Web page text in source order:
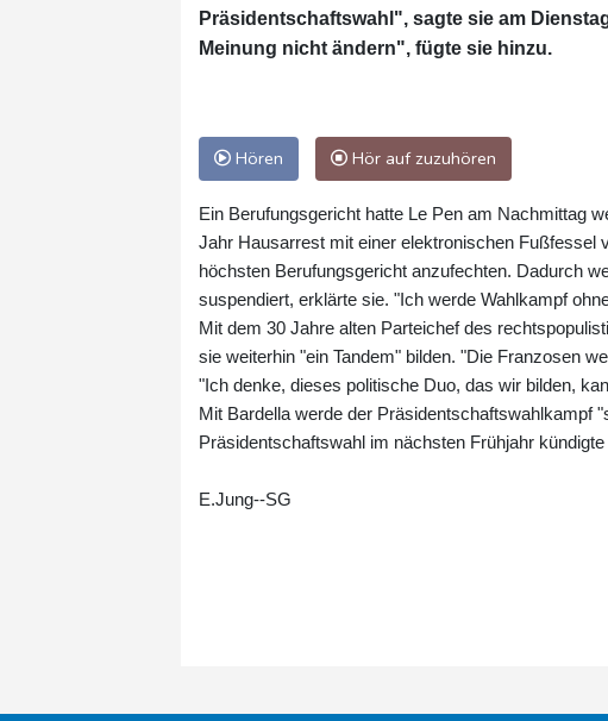
Präsidentschaftswahl", sagte sie am
Meinung nicht ändern", fügte sie hinzu.
Hören Hör auf zuzuhören
Ein Berufungsgericht hatte Le Pen am Nachmittag
Jahr Hausarrest mit einer elektronischen Fußfessel
höchsten Berufungsgericht anzufechten. Dadurch
suspendiert, erklärte sie. "Ich werde Wahlkampf
Mit dem 30 Jahre alten Parteichef des
sie weiterhin "ein Tandem" bilden. "Die Franzosen
"Ich denke, dieses politische Duo, das wir bilden,
Mit Bardella werde der Präsidentschaftswahlkampf
Präsidentschaftswahl im nächsten Frühjahr
E.Jung--SG